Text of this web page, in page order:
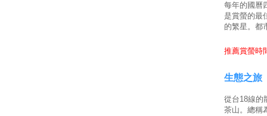
每年的國曆
是賞螢的最
的繁星。都
推薦賞螢時
生態之旅
從台18線的
茶山。總稱